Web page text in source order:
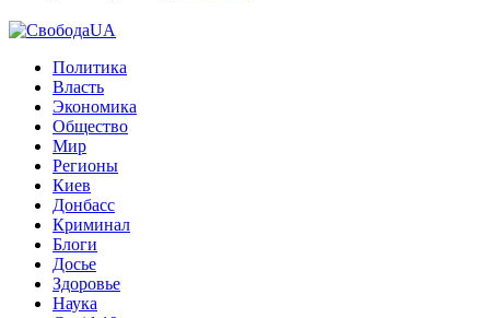
Политика
Власть
Экономика
Общество
Мир
Регионы
Киев
Донбасс
Криминал
Блоги
Досье
Здоровье
Наука